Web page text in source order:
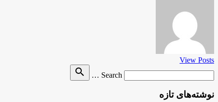
View Posts
Search …
search
نوشته‌های تازه